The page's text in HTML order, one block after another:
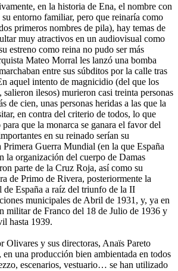
en la historia de Ena, el nombre con
entorno familiar, pero que reinaría como
primeros nombres de pila), hay temas de
muy atractivos en un audiovisual como
estreno como reina no pudo ser más
Mateo Morral les lanzó una bomba
entre sus súbditos por la calle tras
aquel intento de magnicidio (del que los
salieron ilesos) murieron casi treinta personas
de cien, unas personas heridas a las que la
en contra del criterio de todos, lo que
que la monarca se ganara el favor del
en su reinado serían su
Guerra Mundial (en la que España
la organización del cuerpo de Damas
parte de la Cruz Roja, así como su
de Primo de Rivera, posteriormente la
de España a raíz del triunfo de la II
municipales de Abril de 1931, y, ya en
militar de Franco del 18 de Julio de 1936 y
hasta 1939.
Olivares y sus directoras, Anaïs Pareto
una producción bien ambientada en todos
escenarios, vestuario… se han utilizado